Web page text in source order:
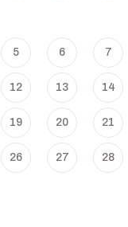
5 6 7
12 13 14
19 20 21
26 27 28